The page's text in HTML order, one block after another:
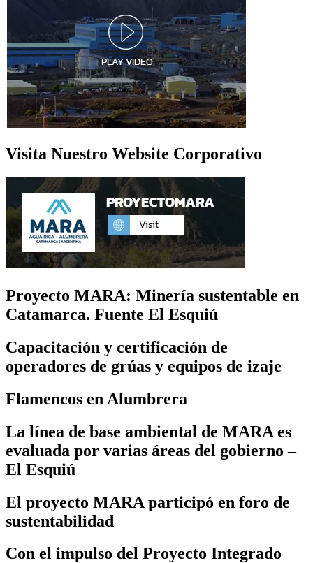
Visita Nuestro Website Corporativo
Proyecto MARA: Minería sustentable en
Catamarca. Fuente El Esquiú
Capacitación y certificación de
operadores de grúas y equipos de izaje
Flamencos en Alumbrera
La línea de base ambiental de MARA es
evaluada por varias áreas del gobierno –
El Esquiú
El proyecto MARA participó en foro de
sustentabilidad
Con el impulso del Proyecto Integrado